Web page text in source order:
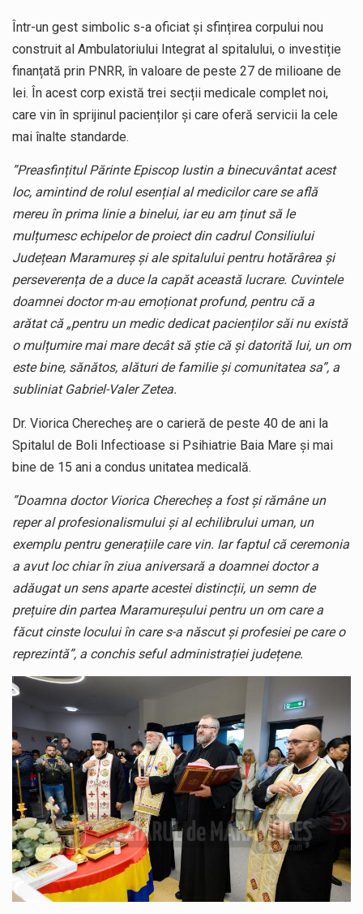
Într-un gest simbolic s-a oficiat și sfințirea corpului nou
construit al Ambulatoriului Integrat al spitalului, o investiție
finanțată prin PNRR, în valoare de peste 27 de milioane de
lei. În acest corp există trei secții medicale complet noi,
care vin în sprijinul pacienților și care oferă servicii la cele
mai înalte standarde.
”Preasfințitul Părinte Episcop Iustin a binecuvântat acest
loc, amintind de rolul esențial al medicilor care se află
mereu în prima linie a binelui, iar eu am ținut să le
mulțumesc echipelor de proiect din cadrul Consiliului
Județean Maramureș și ale spitalului pentru hotărârea și
perseverența de a duce la capăt această lucrare. Cuvintele
doamnei doctor m-au emoționat profund, pentru că a
arătat că „pentru un medic dedicat pacienților săi nu există
o mulțumire mai mare decât să știe că și datorită lui, un om
este bine, sănătos, alături de familie și comunitatea sa”, a
subliniat Gabriel-Valer Zetea.
Dr. Viorica Cherecheș are o carieră de peste 40 de ani la
Spitalul de Boli Infectioase si Psihiatrie Baia Mare și mai
bine de 15 ani a condus unitatea medicală.
”Doamna doctor Viorica Cherecheș a fost și rămâne un
reper al profesionalismului și al echilibrului uman, un
exemplu pentru generațiile care vin. Iar faptul că ceremonia
a avut loc chiar în ziua aniversară a doamnei doctor a
adăugat un sens aparte acestei distincții, un semn de
prețuire din partea Maramureșului pentru un om care a
făcut cinste locului în care s-a născut și profesiei pe care o
reprezintă”, a conchis seful administrației județene.